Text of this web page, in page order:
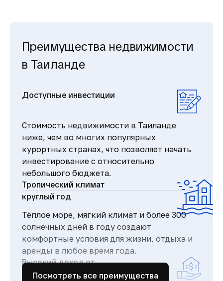
Преимущества недвижимости
в Таиланде
Доступные инвестиции
Стоимость недвижимости в Таиланде
ниже, чем во многих популярных
курортных странах, что позволяет начать
инвестирование с относительно
небольшого бюджета.
Тропический климат
круглый год
Тёплое море, мягкий климат и более 300
солнечных дней в году создают
комфортные условия для жизни, отдыха и
аренды в любое время года.
Высокий доход от
аренды
Посмотреть все преимущества